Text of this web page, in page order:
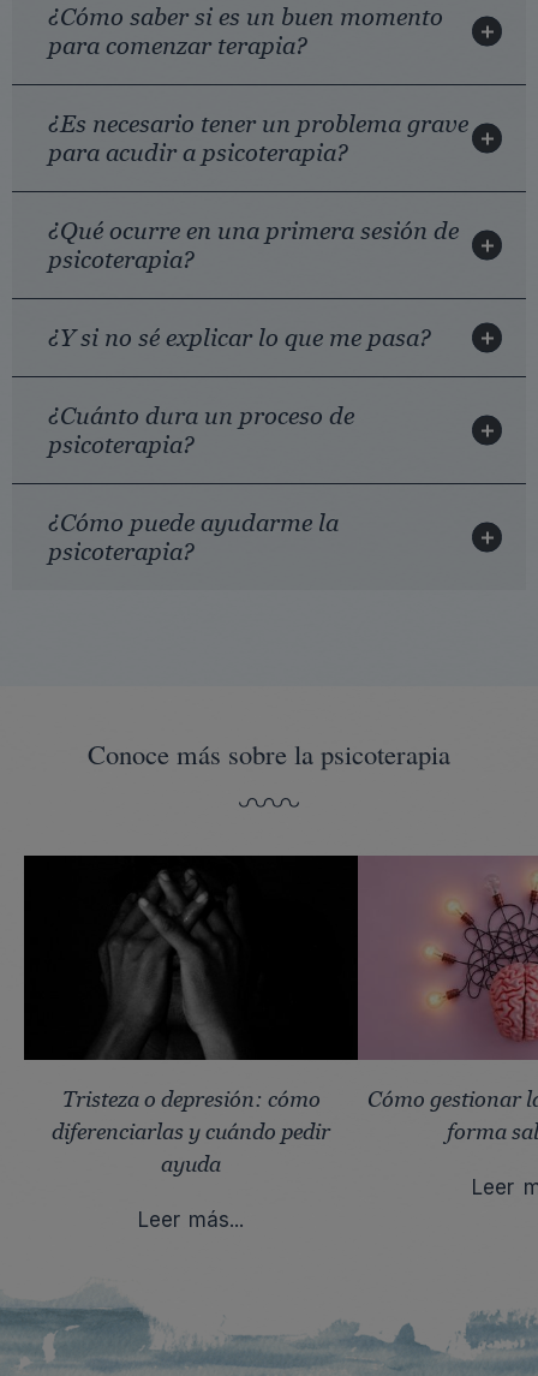
¿Cómo saber si es un buen momento
para comenzar terapia?
¿Es necesario tener un problema grave
para acudir a psicoterapia?
¿Qué ocurre en una primera sesión de
psicoterapia?
¿Y si no sé explicar lo que me pasa?
¿Cuánto dura un proceso de
psicoterapia?
¿Cómo puede ayudarme la
psicoterapia?
Conoce más sobre la psicoterapia
Tristeza o depresión: cómo
diferenciarlas y cuándo pedir
ayuda
Leer más...
Cómo gestionar
forma
Leer